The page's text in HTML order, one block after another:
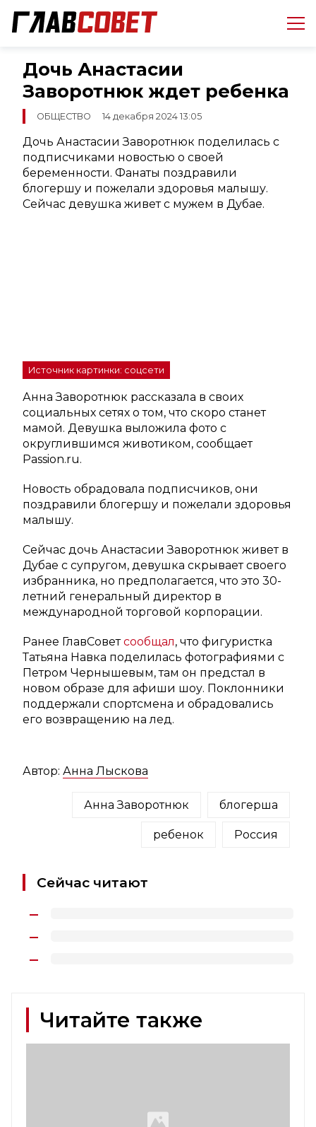
Дочь Анастасии
Заворотнюк ждет ребенка
ОБЩЕСТВО 14 декабря 2024 13:05
Дочь Анастасии Заворотнюк поделилась с
подписчиками новостью о своей
беременности. Фанаты поздравили
блогершу и пожелали здоровья малышу.
Сейчас девушка живет с мужем в Дубае.
Источник картинки: соцсети
Анна Заворотнюк рассказала в своих
социальных сетях о том, что скоро станет
мамой. Девушка выложила фото с
округлившимся животиком, сообщает
Passion.ru.
Новость обрадовала подписчиков, они
поздравили блогершу и пожелали здоровья
малышу.
Сейчас дочь Анастасии Заворотнюк живет в
Дубае с супругом, девушка скрывает своего
избранника, но предполагается, что это 30-
летний генеральный директор в
международной торговой корпорации.
Ранее ГлавСоветсообщал, что фигуристка
Татьяна Навка поделилась фотографиями с
Петром Чернышевым, там он предстал в
новом образе для афиши шоу. Поклонники
поддержали спортсмена и обрадовались
его возвращению на лед.
Автор: Анна Лыскова
Анна Заворотнюк блогерша
ребенок Россия
Сейчас читают
Читайте также